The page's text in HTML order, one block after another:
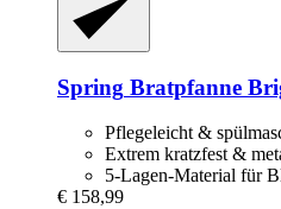
Spring Bratpfanne
Pflegeleicht &
Extrem kratzfest &
5-Lagen-Material für
€ 158,99